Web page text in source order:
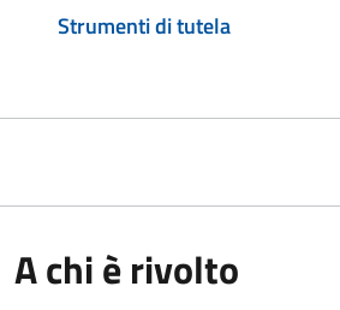
Strumenti di tutela
A chi è rivolto